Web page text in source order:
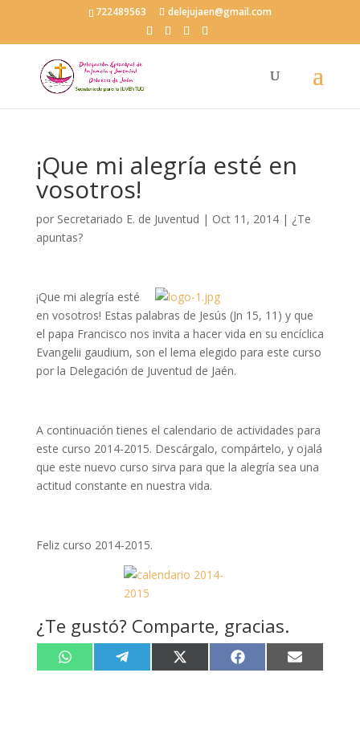
722489563 delejujaen@gmail.com
¡Que mi alegría esté en
vosotros!
por Secretariado E. de Juventud | Oct 11, 2014| ¿Te
apuntas?
¡Que mi alegría esté
en vosotros! Estas palabras de Jesús (Jn 15, 11) y que
el papa Francisco nos invita a hacer vida en su encíclica
Evangelii gaudium, son el lema elegido para este curso
por la Delegación de Juventud de Jaén.
A continuación tienes el calendario de actividades para
este curso 2014-2015. Descárgalo, compártelo, y ojalá
que este nuevo curso sirva para que la alegría sea una
actitud constante en nuestra vida.
Feliz curso 2014-2015.
¿Te gustó? Comparte, gracias.
Compartir
en
W
h
Compartir
en
e
Compartir
en
X
(
Compartir
en
F
a
Compartir
en
E
m